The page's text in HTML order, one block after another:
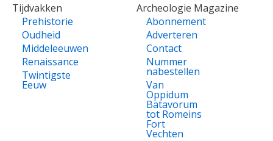
Tijdvakken
Prehistorie
Oudheid
Middeleeuwen
Renaissance
Twintigste
Eeuw
Archeologie Magazine
Abonnement
Adverteren
Contact
Nummer
nabestellen
Van
Oppidum
Batavorum
tot Romeins
Fort
Vechten